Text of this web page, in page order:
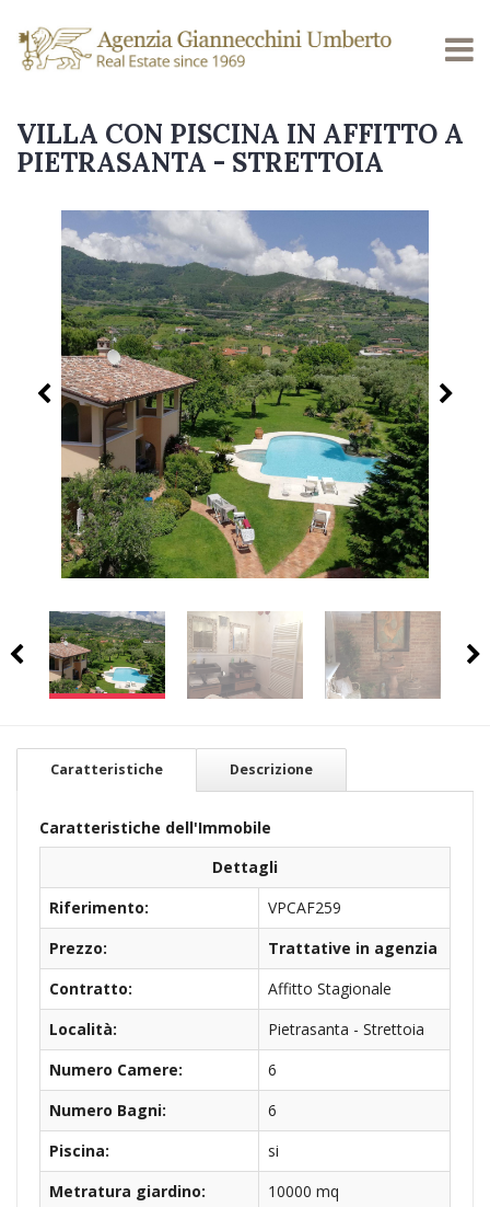
VILLA CON PISCINA IN AFFITTO A
PIETRASANTA - STRETTOIA
Caratteristiche Descrizione
Caratteristiche dell'Immobile
Dettagli
Riferimento:
VPCAF259
Prezzo:
Trattative in agenzia
Contratto:
Affitto Stagionale
Località:
Pietrasanta - Strettoia
Numero Camere:
6
Numero Bagni:
6
Piscina:
si
Metratura giardino:
10000 mq